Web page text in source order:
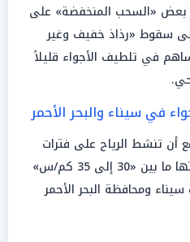
بعض «السحب المنخفضة» على
سقوط «رذاذ خفيف وغير
في تلطيف الأجواء قليلاً
في سيناء والبحر الأحمر
أن تنشط الرياح على فترات
متقطعة غداً، حيث تتراوح سرعتها ما بين «30 إلى 35 كم/س»
ومحافظة البحر الأحمر